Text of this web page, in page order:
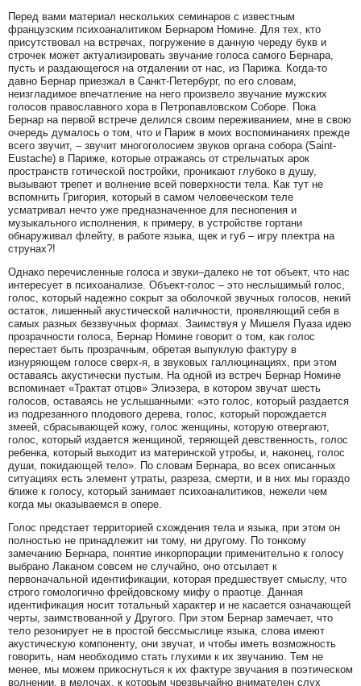
Перед вами материал нескольких семинаров с известным
французским психоаналитиком Бернаром Номине. Для тех, кто
присутствовал на встречах, погружение в данную череду букв и
строчек может актуализировать звучание голоса самого Бернара,
пусть и раздающегося на отдалении от нас, из Парижа. Когда-то
давно Бернар приезжал в Санкт-Петербург, по его словам,
неизгладимое впечатление на него произвело звучание мужских
голосов православного хора в Петропавловском Соборе. Пока
Бернар на первой встрече делился своим переживанием, мне в свою
очередь думалось о том, что и Париж в моих воспоминаниях прежде
всего звучит, – звучит многоголосием звуков органа собора (Saint-
Eustache) в Париже, которые отражаясь от стрельчатых арок
пространств готической постройки, проникают глубоко в душу,
вызывают трепет и волнение всей поверхности тела. Как тут не
вспомнить Григория, который в самом человеческом теле
усматривал нечто уже предназначенное для песнопения и
музыкального исполнения, к примеру, в устройстве гортани
обнаруживал флейту, в работе языка, щек и губ – игру плектра на
струнах?!
Однако перечисленные голоса и звуки–далеко не тот объект, что нас
интересует в психоанализе. Объект-голос – это неслышимый голос,
голос, который надежно сокрыт за оболочкой звучных голосов, некий
остаток, лишенный акустической наличности, проявляющий себя в
самых разных беззвучных формах. Заимствуя у Мишеля Пуаза идею
прозрачности голоса, Бернар Номине говорит о том, как голос
перестает быть прозрачным, обретая выпуклую фактуру в
изнуряющем голосе сверх-я, в звуковых галлюцинациях, при этом
оставаясь акустически пустым. На одной из встреч Бернар Номине
вспоминает «Трактат отцов» Элиэзера, в котором звучат шесть
голосов, оставаясь не услышанными: «это голос, который раздается
из подрезанного плодового дерева, голос, который порождается
змеей, сбрасывающей кожу, голос женщины, которую отвергают,
голос, который издается женщиной, теряющей девственность, голос
ребенка, который выходит из материнской утробы, и, наконец, голос
души, покидающей тело». По словам Бернара, во всех описанных
ситуациях есть элемент утраты, разреза, смерти, и в них мы гораздо
ближе к голосу, который занимает психоаналитиков, нежели чем
когда мы оказываемся в опере.
Голос предстает территорией схождения тела и языка, при этом он
полностью не принадлежит ни тому, ни другому. По тонкому
замечанию Бернара, понятие инкорпорации применительно к голосу
выбрано Лаканом совсем не случайно, оно отсылает к
первоначальной идентификации, которая предшествует смыслу, что
строго гомологично фрейдовскому мифу о праотце. Данная
идентификация носит тотальный характер и не касается означающей
черты, заимствованной у Другого. При этом Бернар замечает, что
тело резонирует не в простой бессмыслице языка, слова имеют
акустическую компоненту, они звучат, и чтобы иметь возможность
говорить, нам необходимо стать глухими к их звучанию. Тем не
менее, мы можем прикоснуться к их фактуре звучания в поэтическом
волнении, в мелочах, к которым чрезвычайно внимателен слух